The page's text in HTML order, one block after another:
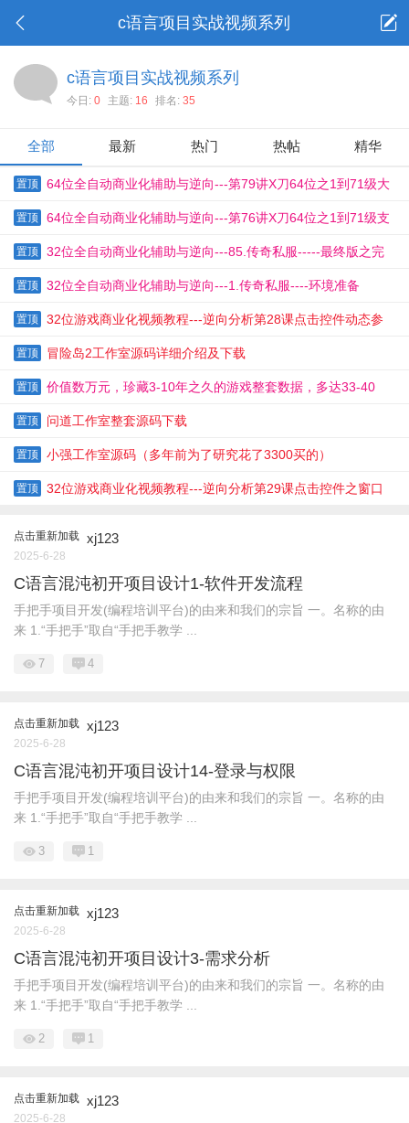
c语言项目实战视频系列
c语言项目实战视频系列
今日: 0 主题: 16 排名: 35
全部 最新 热门 热帖 精华
置顶 64位全自动商业化辅助与逆向---第79讲X刀64位之1到71级大
功告成2
置顶 64位全自动商业化辅助与逆向---第76讲X刀64位之1到71级支
持多帐号多职业3
置顶 32位全自动商业化辅助与逆向---85.传奇私服-----最终版之完
善细节1
置顶 32位全自动商业化辅助与逆向---1.传奇私服----环境准备
置顶 32位游戏商业化视频教程---逆向分析第28课点击控件动态参
数分析
置顶 冒险岛2工作室源码详细介绍及下载
置顶 价值数万元，珍藏3-10年之久的游戏整套数据，多达33-40
款，免费逐步分享，详情如下
置顶 问道工作室整套源码下载
置顶 小强工作室源码（多年前为了研究花了3300买的）
置顶 32位游戏商业化视频教程---逆向分析第29课点击控件之窗口
点击重新加载 xj123
2025-6-28
C语言混沌初开项目设计1-软件开发流程
手把手项目开发(编程培训平台)的由来和我们的宗旨 一。名称的由
来 1.“手把手”取自“手把手教学 ...
7 4
点击重新加载 xj123
2025-6-28
C语言混沌初开项目设计14-登录与权限
手把手项目开发(编程培训平台)的由来和我们的宗旨 一。名称的由
来 1.“手把手”取自“手把手教学 ...
3 1
点击重新加载 xj123
2025-6-28
C语言混沌初开项目设计3-需求分析
手把手项目开发(编程培训平台)的由来和我们的宗旨 一。名称的由
来 1.“手把手”取自“手把手教学 ...
2 1
点击重新加载 xj123
2025-6-28